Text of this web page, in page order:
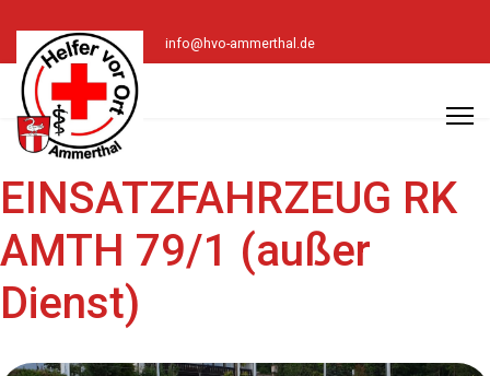
info@hvo-ammerthal.de
EINSATZFAHRZEUG RK
AMTH 79/1 (außer
Dienst)